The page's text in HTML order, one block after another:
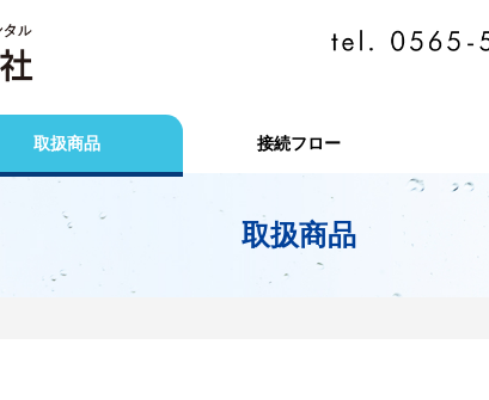
取扱商品 接続フロー
取扱商品